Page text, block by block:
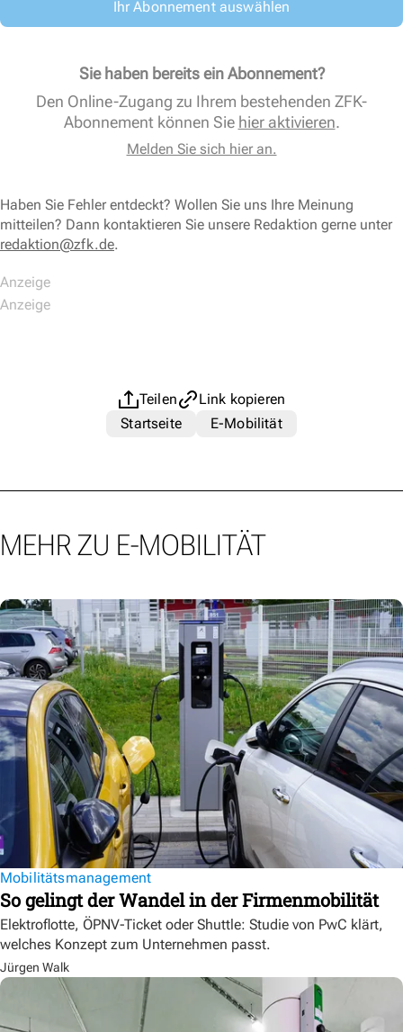
Ihr Abonnement auswählen
Sie haben bereits ein Abonnement?
Den Online-Zugang zu Ihrem bestehenden ZFK-
Abonnement können Sie hier aktivieren.
Melden Sie sich hier an.
Haben Sie Fehler entdeckt? Wollen Sie uns Ihre Meinung
mitteilen? Dann kontaktieren Sie unsere Redaktion gerne unter
redaktion@zfk.de.
Teilen
Link kopieren
Startseite
E-Mobilität
MEHR ZU E-MOBILITÄT
Mobilitätsmanagement
So gelingt der Wandel in der Firmenmobilität
Elektroflotte, ÖPNV-Ticket oder Shuttle: Studie von PwC klärt,
welches Konzept zum Unternehmen passt.
Jürgen Walk